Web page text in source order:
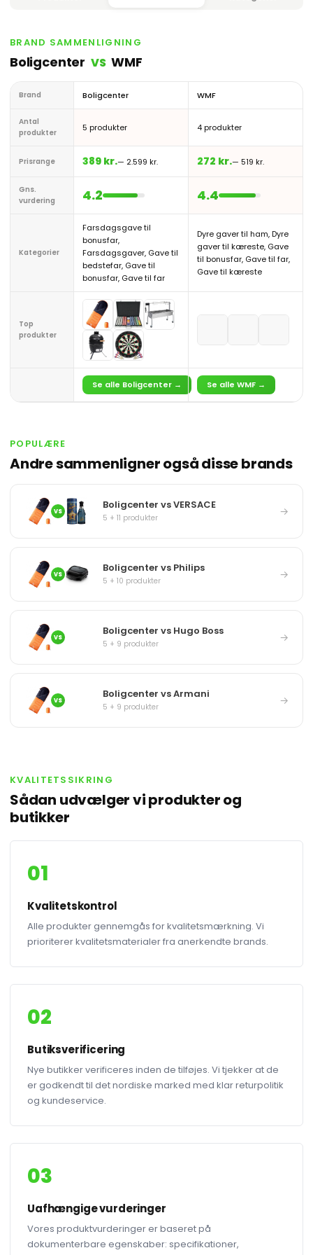
BRAND SAMMENLIGNING
Boligcenter VS WMF
Brand Boligcenter WMF
Antal
produkter
5 produkter 4 produkter
Prisrange 389 kr.— 2.599 kr. 272 kr.— 519 kr.
Gns.
vurdering
4.2 4.4
Kategorier
Farsdagsgave til
bonusfar,
Farsdagsgaver, Gave til
bedstefar, Gave til
bonusfar, Gave til far
Dyre gaver til ham, Dyre
gaver til kæreste, Gave
til bonusfar, Gave til far,
Gave til kæreste
Top
produkter
Se alle Boligcenter → Se alle WMF →
POPULÆRE
Andre sammenligner også disse brands
VS Boligcenter vs VERSACE
5 + 11 produkter →
VS Boligcenter vs Philips
5 + 10 produkter →
VS Boligcenter vs Hugo Boss
5 + 9 produkter →
VS Boligcenter vs Armani
5 + 9 produkter →
KVALITETSSIKRING
Sådan udvælger vi produkter og
butikker
01
Kvalitetskontrol
Alle produkter gennemgås for kvalitetsmærkning. Vi
prioriterer kvalitetsmaterialer fra anerkendte brands.
02
Butiksverificering
Nye butikker verificeres inden de tilføjes. Vi tjekker at de
er godkendt til det nordiske marked med klar returpolitik
og kundeservice.
03
Uafhængige vurderinger
Vores produktvurderinger er baseret på
dokumenterbare egenskaber: specifikationer,